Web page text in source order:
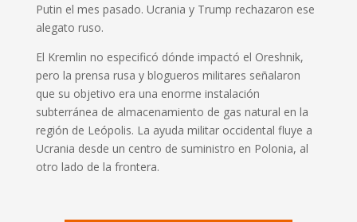
Putin el mes pasado. Ucrania y Trump rechazaron ese
alegato ruso.
El Kremlin no especificó dónde impactó el Oreshnik,
pero la prensa rusa y blogueros militares señalaron
que su objetivo era una enorme instalación
subterránea de almacenamiento de gas natural en la
región de Leópolis. La ayuda militar occidental fluye a
Ucrania desde un centro de suministro en Polonia, al
otro lado de la frontera.